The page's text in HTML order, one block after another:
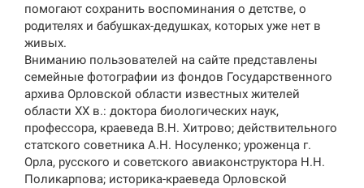
помогают сохранить воспоминания о детстве, о
родителях и бабушках-дедушках, которых уже нет в
живых.
Вниманию пользователей на сайте представлены
семейные фотографии из фондов Государственного
архива Орловской области известных жителей
области XX в.: доктора биологических наук,
профессора, краеведа В.Н. Хитрово; действительного
статского советника А.Н. Носуленко; уроженца г.
Орла, русского и советского авиаконструктора Н.Н.
Поликарпова; историка-краеведа Орловской